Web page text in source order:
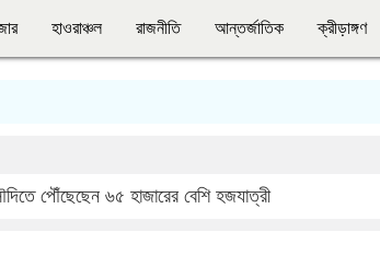
হাওরাঞ্চল রাজনীতি আন্তর্জাতিক ক্রীড়াঙ্গণ
পৌঁছেছেন ৬৫ হাজারের বেশি হজযাত্রী